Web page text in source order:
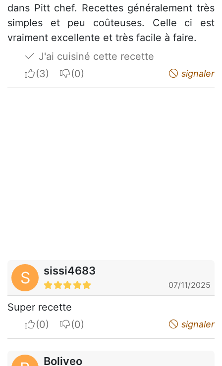
dans Pitt chef. Recettes généralement très
simples et peu coûteuses. Celle ci est
vraiment excellente et très facile à faire.
J'ai cuisiné cette recette
I apreciateI do not appreciate signaler
S sissi4683
07/11/2025
Super recette
I apreciateI do not appreciate signaler
Boliveo